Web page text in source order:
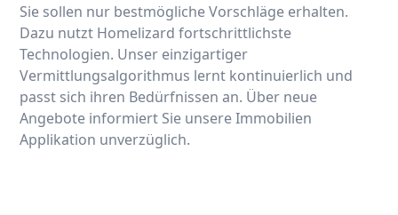
Sie sollen nur bestmögliche Vorschläge erhalten.
Dazu nutzt Homelizard fortschrittlichste
Technologien. Unser einzigartiger
Vermittlungsalgorithmus lernt kontinuierlich und
passt sich ihren Bedürfnissen an. Über neue
Angebote informiert Sie unsere Immobilien
Applikation unverzüglich.